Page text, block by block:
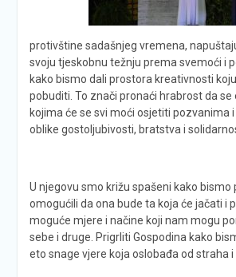
protivštine sadašnjeg vremena,
svoju tjeskobnu težnju prema svemoći i
kako bismo dali prostora kreativnosti
pobuditi. To znači pronaći hrabrost da
kojima će se svi moći osjetiti pozvanima
oblike gostoljubivosti, bratstva i
U njegovu smo križu spašeni kako bismo
omogućili da ona bude ta koja će jačati i
moguće mjere i načine koji nam mogu
sebe i druge. Prigrliti Gospodina kako
eto snage vjere koja oslobađa od straha i